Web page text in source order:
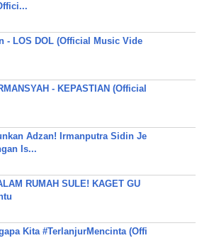
- LOS DOL (Official Music Vide
- KEPASTIAN (Official
Adzan! Irmanputra Sidin Je
Is...
RUMAH SULE! KAGET GU
Kita #TerlanjurMencinta (Offi